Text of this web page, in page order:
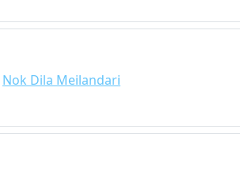
Nok Dila Meilandari